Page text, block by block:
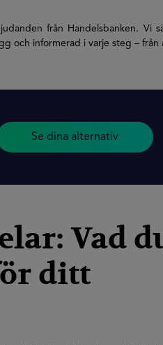
från Handelsbanken. Vi
och informerad i varje steg – från
Se dina alternativ
Vad
ditt